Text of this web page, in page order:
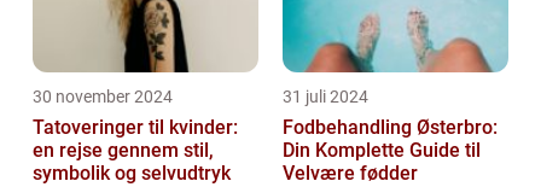
30 november 2024
Tatoveringer til kvinder:
en rejse gennem stil,
symbolik og selvudtryk
31 juli 2024
Fodbehandling Østerbro:
Din Komplette Guide til
Velvære fødder